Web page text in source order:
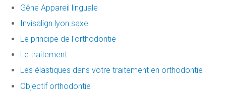
Gêne Appareil linguale
Invisalign lyon saxe
Le principe de l'orthodontie
Le traitement
Les élastiques dans votre traitement en orthodontie
Objectif orthodontie